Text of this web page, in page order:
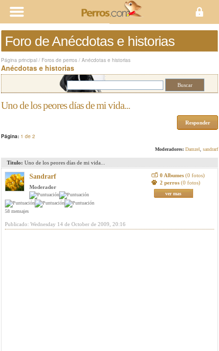
Foro de Anécdotas e historias
Página principal / Foros de perros / Anécdotas e historias
Anécdotas e historias
Uno de los peores días de mi vida...
Responder
Página: 1 de 2
Moderadores: Damzel sandrarf
Titulo: Uno de los peores días de mi vida...
Sandrarf
Moderador
58 mensajes
0 Albumes (0 fotos)
2 perros (0 fotos)
ver mas
Publicado: Wednesday 14 de October de 2009, 20:16